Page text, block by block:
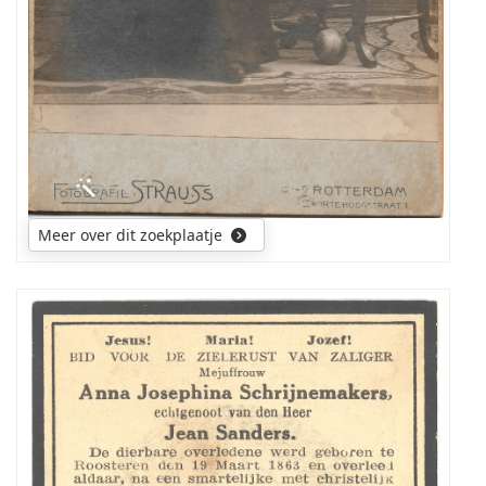
Meer over dit zoekplaatje
zoek
een
foto
van
mijn
overgrootmoeder